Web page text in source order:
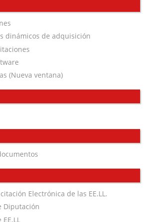
dinámicos de adquisición
(Nueva ventana)
Electrónica de las EE.LL.
Diputación